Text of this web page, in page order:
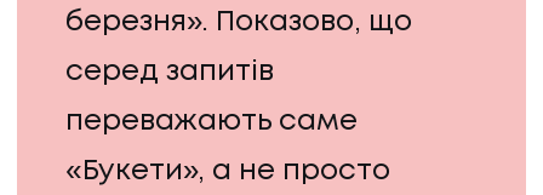
березня». Показово, що
серед запитів
переважають саме
«Букети», а не просто